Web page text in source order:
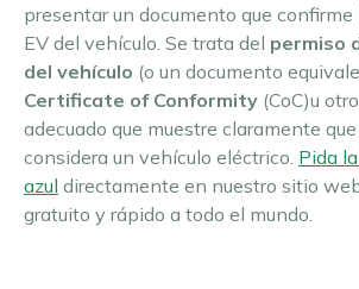
presentar un documento que
EV del vehículo. Se trata del permiso
del vehículo (o un documento
Certificate of Conformity (CoC)u
adecuado que muestre claramente
considera un vehículo eléctrico. Pida
azul directamente en nuestro sitio
gratuito y rápido a todo el mundo.